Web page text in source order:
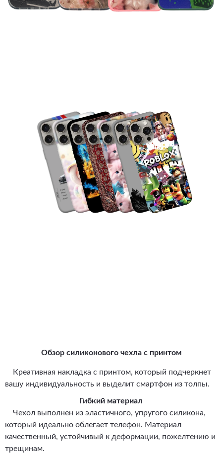
Обзор силиконового чехла с принтом
Креативная накладка с принтом, который подчеркнет
вашу индивидуальность и выделит смартфон из толпы.
Гибкий материал
Чехол выполнен из эластичного, упругого силикона,
который идеально облегает телефон. Материал
качественный, устойчивый к деформации, пожелтению и
трещинам.